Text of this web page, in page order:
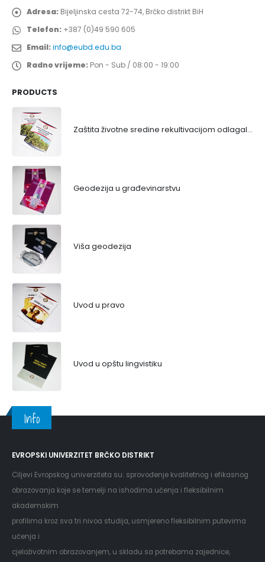
Adresa: Bijeljinska cesta 72-74, Brčko distrikt BiH
Telefon: +387 (0)49 590 605
Email:info@eubd.edu.ba
Radno vrijeme: Pon - Sub / 08:00 - 19:00
PRODUCTS
Zaštita životne sredine rekultivacijom odlagališta
Geodezija u građevinarstvu
Viša geodezija
Uvod u pravo
Uvod u opštu lingvistiku
Info
EVROPSKI UNIVERZITET BRČKO DISTRIKT
Ciljevi Evropskog univerziteta su: sprovođenje kvalitetnog i efikasnog
obrazovanja koje se temelji na ishodima učenja i fleksibilnim
akademskim
profilima kroz sva tri nivoa studija, usmjereno fleksibilnim putevima
učenja i
cjeloživotnim obrazovanjem, u skladu sa potrebama zajednice,